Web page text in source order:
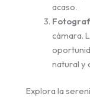
acaso.
cámara.
natural y
Explora la